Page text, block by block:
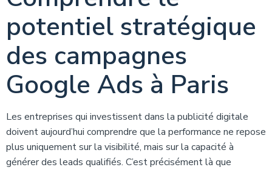
potentiel stratégique
des campagnes
Google Ads à Paris
Les entreprises qui investissent dans la publicité digitale
doivent aujourd’hui comprendre que la performance ne repose
plus uniquement sur la visibilité, mais sur la capacité à
générer des leads qualifiés. C’est précisément là que